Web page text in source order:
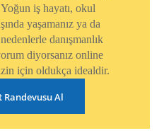
iş hayatı, okul
yaşamanız ya da
danışmanlık
diyorsanız online
için oldukça idealdir.
Al